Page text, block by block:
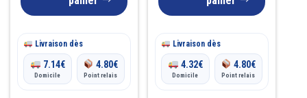
Livraison dès
7.14€
Domicile
4.80€
Point relais
Livraison dès
4.32€
Domicile
4.80€
Point relais